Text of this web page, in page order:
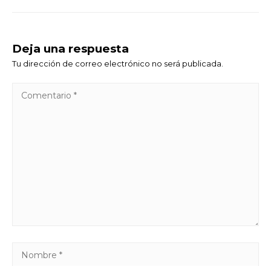
Deja una respuesta
Tu dirección de correo electrónico no será publicada.